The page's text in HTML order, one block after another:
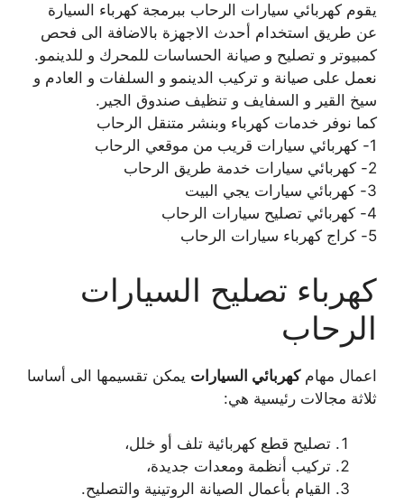
يقوم كهربائي سيارات الرحاب ببرمجة كهرباء السيارة
عن طريق استخدام أحدث الاجهزة بالاضافة الى فحص
كمبيوتر و تصليح و صيانة الحساسات للمحرك و للدينمو.
نعمل على صيانة و تركيب الدينمو و السلفات و العادم و
سيخ القير و السفايف و تنظيف صندوق الجير.
كما نوفر خدمات كهرباء وبنشر متنقل الرحاب
1- كهربائي سيارات قريب من موقعي الرحاب
2- كهربائي سيارات خدمة طريق الرحاب
3- كهربائي سيارات يجي البيت
4- كهربائي تصليح سيارات الرحاب
5- كراج كهرباء سيارات الرحاب
كهرباء تصليح السيارات
الرحاب
اعمال مهامكهربائي السيارات يمكن تقسيمها الى أساسا
ثلاثة مجالات رئيسية هي:
تصليح قطع كهربائية تلف أو خلل،
تركيب أنظمة ومعدات جديدة،
القيام بأعمال الصيانة الروتينية والتصليح.